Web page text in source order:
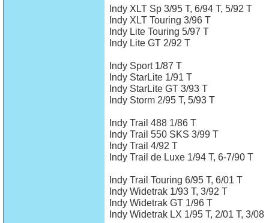
Indy XLT Sp 3/95 T, 6/94 T, 5/92 T
Indy XLT Touring 3/96 T
Indy Lite Touring 5/97 T
Indy Lite GT 2/92 T
Indy Sport 1/87 T
Indy StarLite 1/91 T
Indy StarLite GT 3/93 T
Indy Storm 2/95 T, 5/93 T
Indy Trail 488 1/86 T
Indy Trail 550 SKS 3/99 T
Indy Trail 4/92 T
Indy Trail de Luxe 1/94 T, 6-7/90 T
Indy Trail Touring 6/95 T, 6/01 T
Indy Widetrak 1/93 T, 3/92 T
Indy Widetrak GT 1/96 T
Indy Widetrak LX 1/95 T, 2/01 T, 3/08